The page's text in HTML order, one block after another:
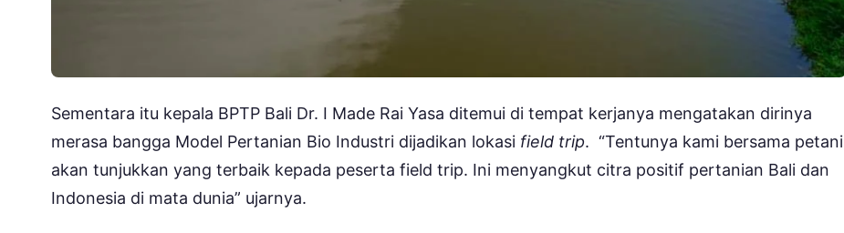
Sementara itu kepala BPTP Bali Dr. I Made Rai Yasa ditemui di tempat kerjanya mengatakan dirinya
merasa bangga Model Pertanian Bio Industri dijadikan lokasi field trip. “Tentunya kami bersama petani
akan tunjukkan yang terbaik kepada peserta field trip. Ini menyangkut citra positif pertanian Bali dan
Indonesia di mata dunia” ujarnya.